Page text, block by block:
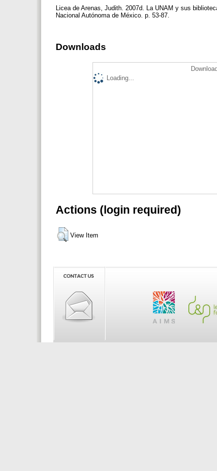
Licea de Arenas, Judith. 2007d. La UNAM y sus
Nacional Autónoma de México. p. 53-87.
Downloads
Loading...
Actions (login required)
View Item